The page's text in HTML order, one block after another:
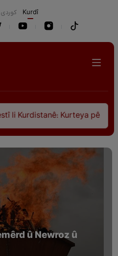
كوردی Kurdî
Kurteya pêşveçûna
û Newroz û